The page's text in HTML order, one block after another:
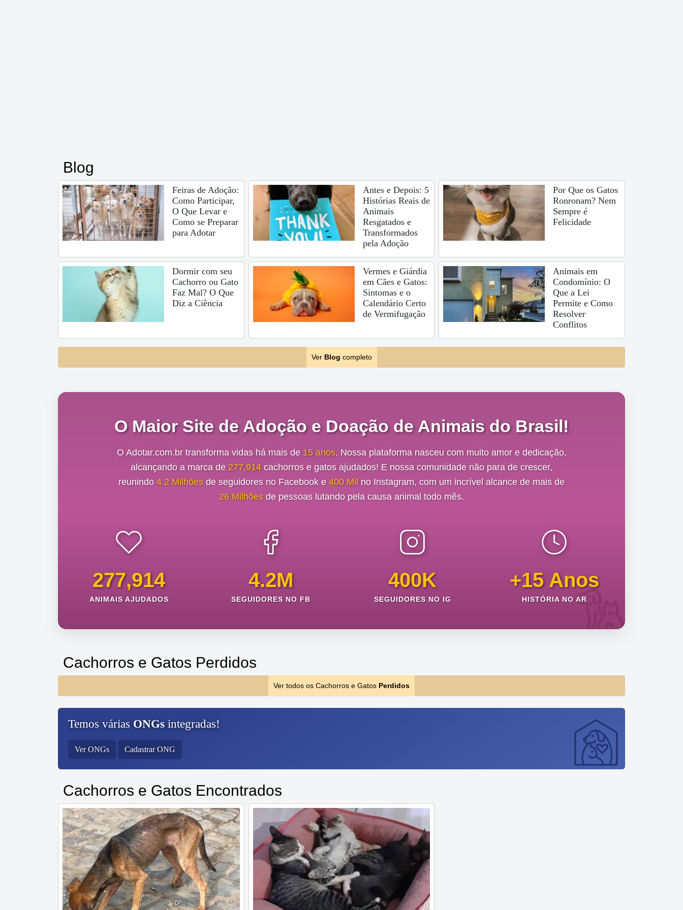
Blog
Feiras de Adoção:
Como Participar,
O Que Levar e
Como se Preparar
para Adotar
Antes e Depois: 5
Histórias Reais de
Animais
Resgatados e
Transformados
pela Adoção
Por Que os Gatos
Ronronam? Nem
Sempre é
Felicidade
Dormir com seu
Cachorro ou Gato
Faz Mal? O Que
Diz a Ciência
Vermes e Giárdia
em Cães e Gatos:
Sintomas e o
Calendário Certo
de Vermifugação
Animais em
Condomínio: O
Que a Lei
Permite e Como
Resolver
Conflitos
Ver Blog completo
O Maior Site de Adoção e Doação de Animais do Brasil!
O Adotar.com.br transforma vidas há mais de 15 anos. Nossa plataforma nasceu com muito amor e dedicação,
alcançando a marca de 277,914 cachorros e gatos ajudados! E nossa comunidade não para de crescer,
reunindo 4.2 Milhõesde seguidores no Facebook e 400 Mil no Instagram, com um incrível alcance de mais de
26 Milhõesde pessoas lutando pela causa animal todo mês.
277,914
ANIMAIS AJUDADOS
4.2M
SEGUIDORES NO FB
400K
SEGUIDORES NO IG
+15 Anos
HISTÓRIA NO AR
Cachorros e Gatos Perdidos
Ver todos os Cachorros e Gatos Perdidos
Temos várias ONGs integradas!
Ver ONGs Cadastrar ONG
Cachorros e Gatos Encontrados